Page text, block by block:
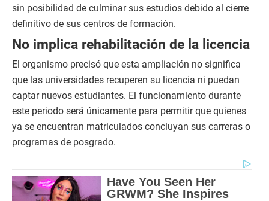
sin posibilidad de culminar sus estudios debido al cierre
definitivo de sus centros de formación.
No implica rehabilitación de la licencia
El organismo precisó que esta ampliación no significa
que las universidades recuperen su licencia ni puedan
captar nuevos estudiantes. El funcionamiento durante
este periodo será únicamente para permitir que quienes
ya se encuentran matriculados concluyan sus carreras o
programas de posgrado.